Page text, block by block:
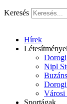
Keresés
Hírek
Nipl
Dorogi
Városi
Sportágak